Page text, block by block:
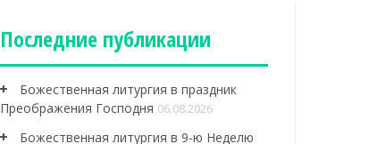
Последние публикации
Божественная литургия в праздник
Преображения Господня 06.08.2026
Божественная литургия в 9-ю Неделю